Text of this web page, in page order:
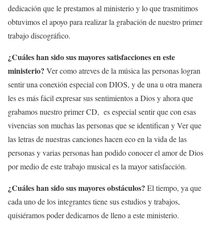
dedicación que le prestamos al ministerio y lo que trasmitimos
obtuvimos el apoyo para realizar la grabación de nuestro primer
trabajo discográfico.
¿Cuáles han sido sus mayores satisfacciones en este
ministerio? Ver como atreves de la música las personas logran
sentir una conexión especial con DIOS, y de una u otra manera
les es más fácil expresar sus sentimientos a Dios y ahora que
grabamos nuestro primer CD, es especial sentir que con esas
vivencias son muchas las personas que se identifican y Ver que
las letras de nuestras canciones hacen eco en la vida de las
personas y varias personas han podido conocer el amor de Dios
por medio de este trabajo musical es la mayor satisfacción.
¿Cuáles han sido sus mayores obstáculos? El tiempo, ya que
cada uno de los integrantes tiene sus estudios y trabajos,
quisiéramos poder dedicarnos de lleno a este ministerio.